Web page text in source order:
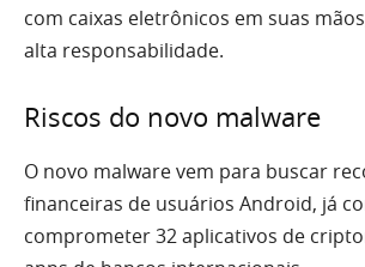
com caixas eletrônicos em suas
alta responsabilidade.
Riscos do novo malware
O novo malware vem para buscar
financeiras de usuários Android, já
comprometer 32 aplicativos de